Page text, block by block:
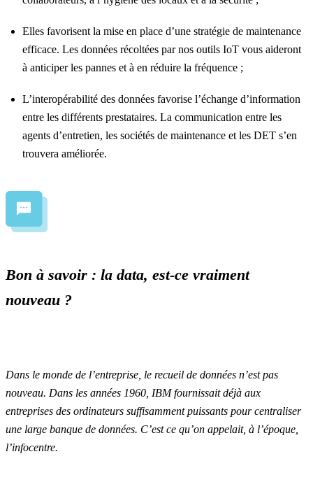
Elles favorisent la mise en place d’une stratégie de maintenance
efficace. Les données récoltées par nos outils IoT vous aideront
à anticiper les pannes et à en réduire la fréquence ;
L’interopérabilité des données favorise l’échange d’information
entre les différents prestataires. La communication entre les
agents d’entretien, les sociétés de maintenance et les DET s’en
trouvera améliorée.
Bon à savoir : la data, est-ce vraiment
nouveau ?
Dans le monde de l’entreprise, le recueil de données n’est pas
nouveau. Dans les années 1960, IBM fournissait déjà aux
entreprises des ordinateurs suffisamment puissants pour centraliser
une large banque de données. C’est ce qu’on appelait, à l’époque,
l’infocentre.